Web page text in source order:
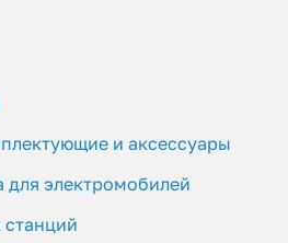
и аксессуары
для электромобилей